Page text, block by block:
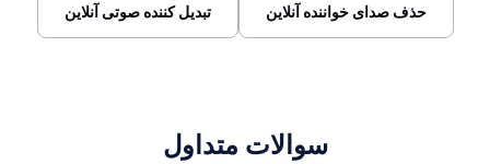
تبدیل کننده صوتی آنلاین حذف صدای خواننده آنلاین
سوالات متداول